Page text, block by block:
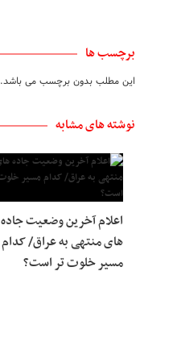
برچسب ها
این مطلب بدون برچسب می باشد.
نوشته های مشابه
اعلام آخرین وضعیت جاده
های منتهی به عراق/ کدام
مسیر خلوت تر است؟